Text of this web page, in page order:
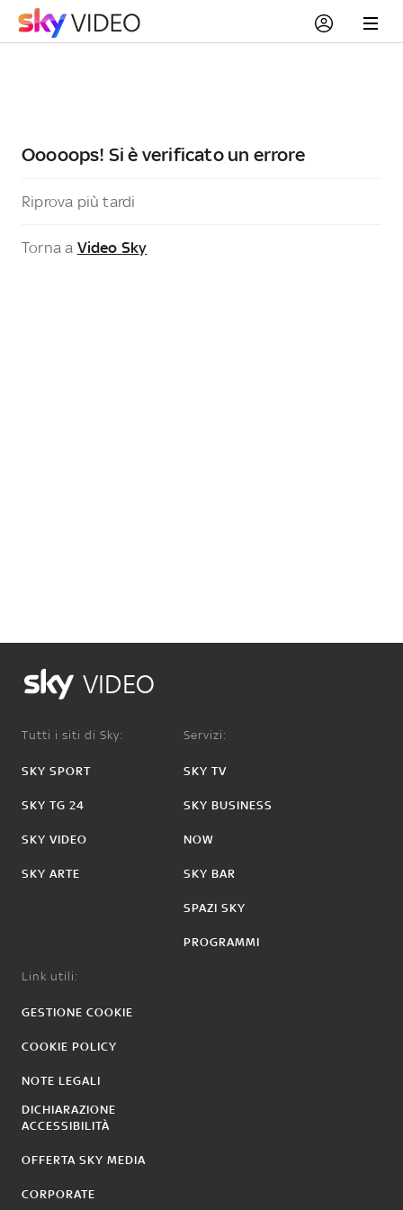
Ooooops! Si è verificato un errore
Riprova più tardi
Torna a Video Sky
VIDEO
Tutti i siti di Sky:
SKY SPORT
SKY TG 24
SKY VIDEO
SKY ARTE
Servizi:
SKY TV
SKY BUSINESS
NOW
SKY BAR
SPAZI SKY
PROGRAMMI
Link utili:
GESTIONE COOKIE
COOKIE POLICY
NOTE LEGALI
DICHIARAZIONE
ACCESSIBILITÀ
OFFERTA SKY MEDIA
CORPORATE